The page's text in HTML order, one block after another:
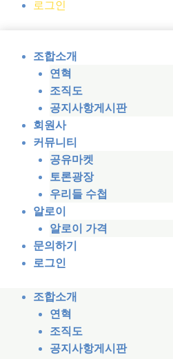
로그인
조합소개
연혁
조직도
공지사항게시판
회원사
커뮤니티
공유마켓
토론광장
우리들 수첩
알로이
알로이 가격
문의하기
로그인
조합소개
연혁
조직도
공지사항게시판